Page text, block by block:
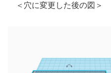
＜穴に変更した後の図＞